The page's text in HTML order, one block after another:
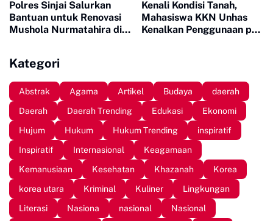
Polres Sinjai Salurkan
Bantuan untuk Renovasi
Mushola Nurmatahira di
Kenali Kondisi Tanah,
Mahasiswa KKN Unhas
Kenalkan Penggunaan pH
Kategori
Abstrak Agama Artikel Budaya
daerah
Daerah
Daerah Trending Edukasi
Ekonomi
Hujum
Hukum Hukum Trending
inspiratif
Inspiratif
Internasional
Keagamaan
Kemanusiaan
Kesehatan Khazanah
Korea
korea utara
Kriminal Kuliner
Lingkungan
Literasi
Nasiona nasional
Nasional